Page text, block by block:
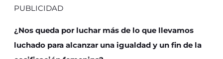
PUBLICIDAD
¿Nos queda por luchar más de lo que llevamos
luchado para alcanzar una igualdad y un fin de la